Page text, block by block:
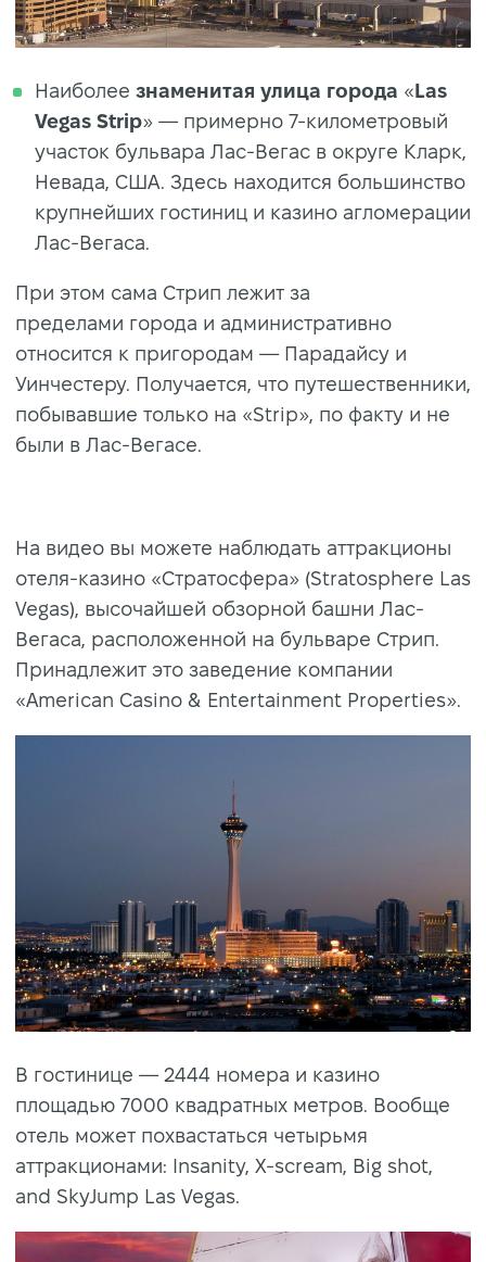
Наиболее знаменитая улица города «Las
Vegas Strip» — примерно 7-километровый
участок бульвара Лас-Вегас в округе Кларк,
Невада, США. Здесь находится большинство
крупнейших гостиниц и казино агломерации
Лас-Вегаса.
При этом сама Стрип лежит за
пределами города и административно
относится к пригородам — Парадайсу и
Уинчестеру. Получается, что путешественники,
побывавшие только на «Strip», по факту и не
были в Лас-Вегасе.
На видео вы можете наблюдать аттракционы
отеля-казино «Стратосфера» (Stratosphere Las
Vegas), высочайшей обзорной башни Лас-
Вегаса, расположенной на бульваре Стрип.
Принадлежит это заведение компании
«American Casino & Entertainment Properties».
В гостинице — 2444 номера и казино
площадью 7000 квадратных метров. Вообще
отель может похвастаться четырьмя
аттракционами: Insanity, X-scream, Big shot,
and SkyJump Las Vegas.